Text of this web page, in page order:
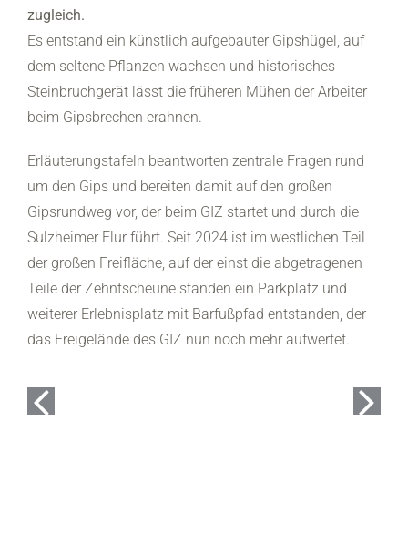
zugleich.
Es entstand ein künstlich aufgebauter Gipshügel, auf
dem seltene Pflanzen wachsen und historisches
Steinbruchgerät lässt die früheren Mühen der Arbeiter
beim Gipsbrechen erahnen.
Erläuterungstafeln beantworten zentrale Fragen rund
um den Gips und bereiten damit auf den großen
Gipsrundweg vor, der beim GIZ startet und durch die
Sulzheimer Flur führt. Seit 2024 ist im westlichen Teil
der großen Freifläche, auf der einst die abgetragenen
Teile der Zehntscheune standen ein Parkplatz und
weiterer Erlebnisplatz mit Barfußpfad entstanden, der
das Freigelände des GIZ nun noch mehr aufwertet.